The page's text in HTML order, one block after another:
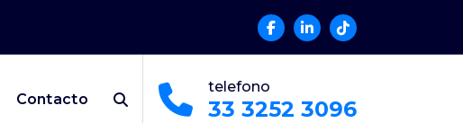
Contacto
telefono
33 3252 3096